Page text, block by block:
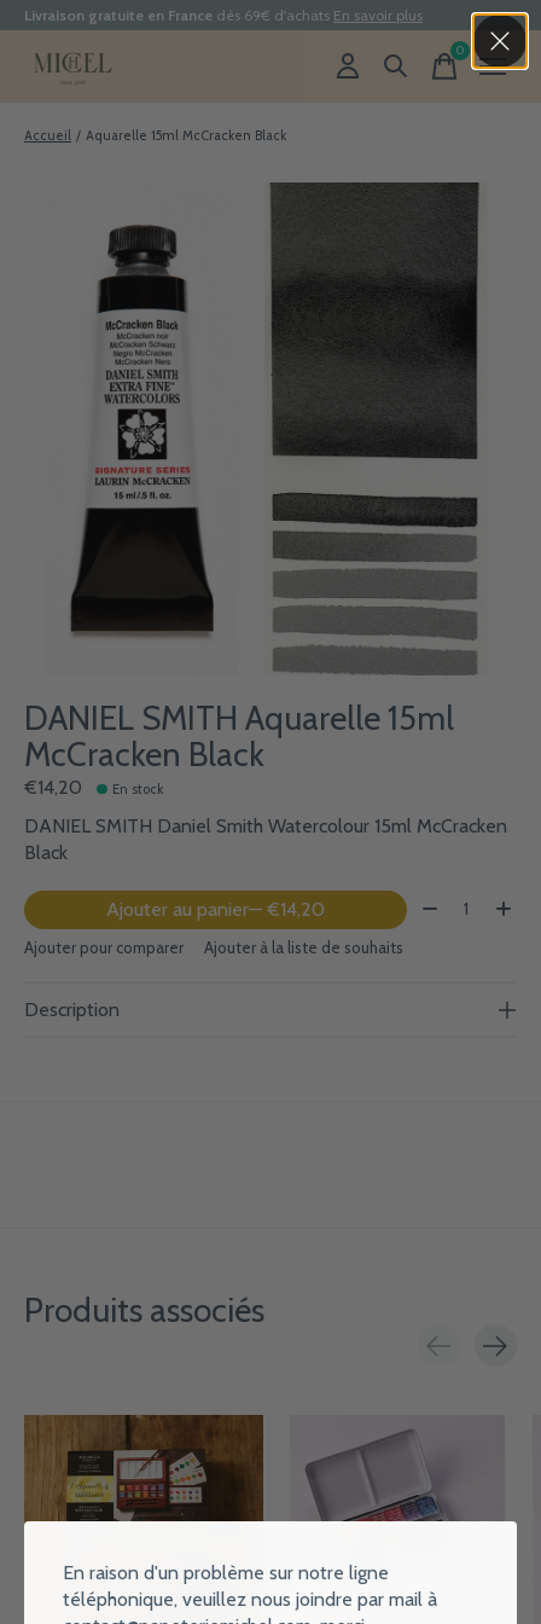
Livraison gratuite en France dès 69€ d'achats En savoir plus
0items
Accueil / Aquarelle 15ml McCracken Black
DANIEL SMITH Aquarelle 15ml
McCracken Black
€14,20 En stock
DANIEL SMITH Daniel Smith Watercolour 15ml McCracken
Black
Ajouter au panier — €14,20 Quantité:
Ajouter pour comparer Ajouter à la liste de souhaits
Description
Produits associés
En raison d'un problème sur notre ligne
téléphonique, veuillez nous joindre par mail à